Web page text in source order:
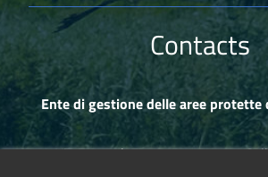
Contacts
Ente di gestione delle aree protette
Via Fransuà Fontan, 1 - 10050